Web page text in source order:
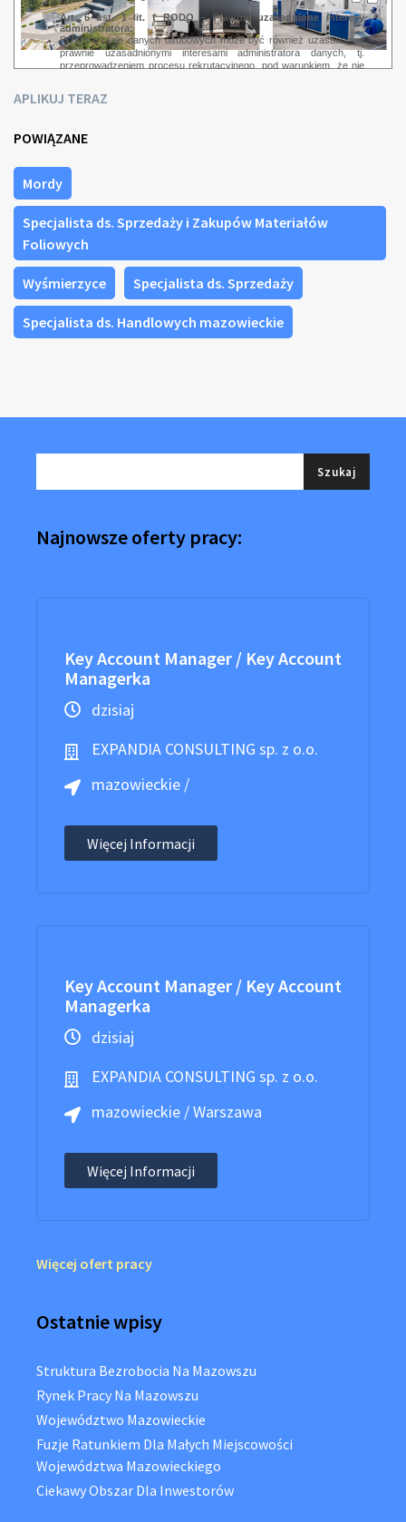
Art. 6 ust. 1 lit. f RODO – Prawnie uzasadnione interesy
administratora:
Przetwarzanie danych osobowych może być również uzasadnione
prawnie uzasadnionymi interesami administratora danych, tj.
przeprowadzeniem procesu rekrutacyjnego, pod warunkiem, że nie
APLIKUJ TERAZ
POWIĄZANE
Mordy
Specjalista ds. Sprzedaży i Zakupów Materiałów
Foliowych
Wyśmierzyce Specjalista ds. Sprzedaży
Specjalista ds. Handlowych mazowieckie
Najnowsze oferty pracy:
Key Account Manager / Key Account
Managerka
dzisiaj
EXPANDIA CONSULTING sp. z o.o.
mazowieckie /
Więcej Informacji
Key Account Manager / Key Account
Managerka
dzisiaj
EXPANDIA CONSULTING sp. z o.o.
mazowieckie / Warszawa
Więcej Informacji
Więcej ofert pracy
Ostatnie wpisy
Struktura Bezrobocia Na Mazowszu
Rynek Pracy Na Mazowszu
Województwo Mazowieckie
Fuzje Ratunkiem Dla Małych Miejscowości
Województwa Mazowieckiego
Ciekawy Obszar Dla Inwestorów